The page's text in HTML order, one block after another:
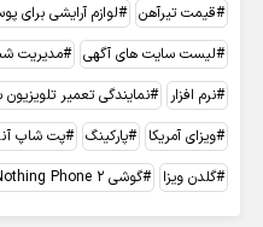
قیمت تیرآهن
لوازم آرایشی برای
لیست سایت های آگهی
مدیریت
نرم افزار
نمایندگی تعمیر
ویزای آمریکا
پارکینگ پت شاپ
گلدن ویزا
گوشی Nothing Phone 2